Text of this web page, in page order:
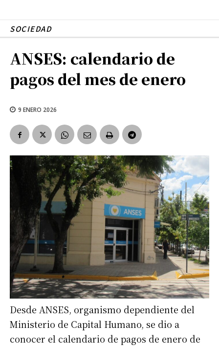
SOCIEDAD
ANSES: calendario de
pagos del mes de enero
9 ENERO 2026
Desde ANSES, organismo dependiente del
Ministerio de Capital Humano, se dio a
conocer el calendario de pagos de enero de